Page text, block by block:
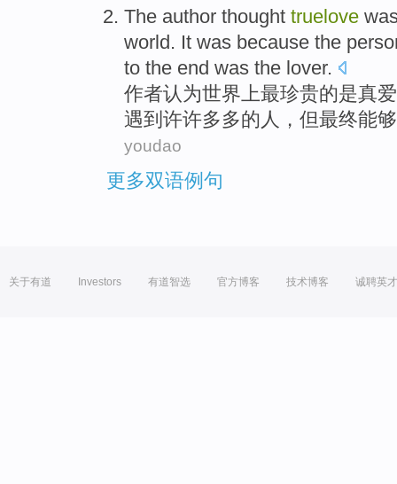
The author thought truelove
world. It was because the
to the end was the lover.
作者认为世界上最珍贵的是真爱
遇到许许多多的人，但最终能够
youdao
更多双语例句
关于有道 Investors 有道智选 官方博客 技术博客 诚聘英才